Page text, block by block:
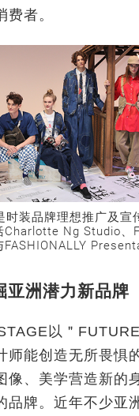
者。
时装品牌理想推广及宣
Charlotte Ng Studio、
亚洲潜力新品牌
以＂
师能创造无所畏惧
像、美学营造新的
品牌。近年不少亚